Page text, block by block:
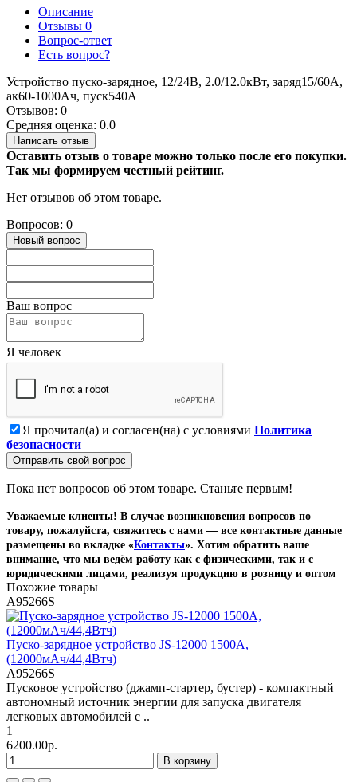
Описание
Отзывы 0
Вопрос-ответ
Есть вопрос?
Устройство пуско-зарядное, 12/24В, 2.0/12.0кВт, заряд15/60А,
ак60-1000Ач, пуск540А
Отзывов: 0
Средняя оценка: 0.0
Написать отзыв
Оставить отзыв о товаре можно только после его покупки.
Так мы формируем честный рейтинг.
Нет отзывов об этом товаре.
Вопросов: 0
Новый вопрос
Ваш вопрос
Я человек
Я прочитал(а) и согласен(на) с условиями Политика
безопасности
Отправить свой вопрос
Пока нет вопросов об этом товаре. Станьте первым!
Уважаемые клиенты! В случае возникновения вопросов по
товару, пожалуйста, свяжитесь с нами — все контактные данные
размещены во вкладке «Контакты». Хотим обратить ваше
внимание, что мы ведём работу как с физическими, так и с
юридическими лицами, реализуя продукцию в розницу и оптом
Похожие товары
A95266S
Пуско-зарядное устройство JS-12000 1500А,
(12000мАч/44,4Втч)
A95266S
Пусковое устройство (джамп-стартер, бустер) - компактный
автономный источник энергии для запуска двигателя
легковых автомобилей с ..
1
6200.00р.
В корзину